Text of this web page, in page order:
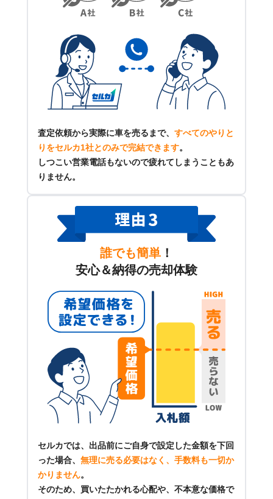
査定依頼から実際に車を売るまで、 すべてのやりと
りをセルカ1社とのみで完結できます。
しつこい営業電話もないので疲れてしまうこともあ
りません。
誰でも簡単 ！
安心＆納得の売却体験
セルカでは、出品前にご自身で設定した金額を下回
った場合、 無理に売る必要はなく、手数料も一切か
かりません。
そのため、買いたたかれる心配や、不本意な価格で